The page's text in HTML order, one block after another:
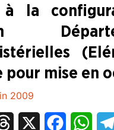
à la
pour mise en
2009
Threads Facebook